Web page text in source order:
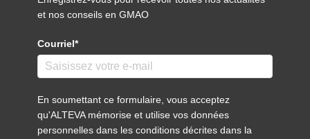
et nos conseils en GMAO
Courriel*
En soumettant ce formulaire, vous acceptez
qu'ALTEVA mémorise et utilise vos données
personnelles dans les conditions décrites dans la